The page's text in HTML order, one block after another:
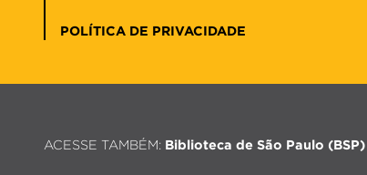
POLÍTICA DE PRIVACIDADE
ACESSE TAMBÉM: Biblioteca de São Paulo (BSP)